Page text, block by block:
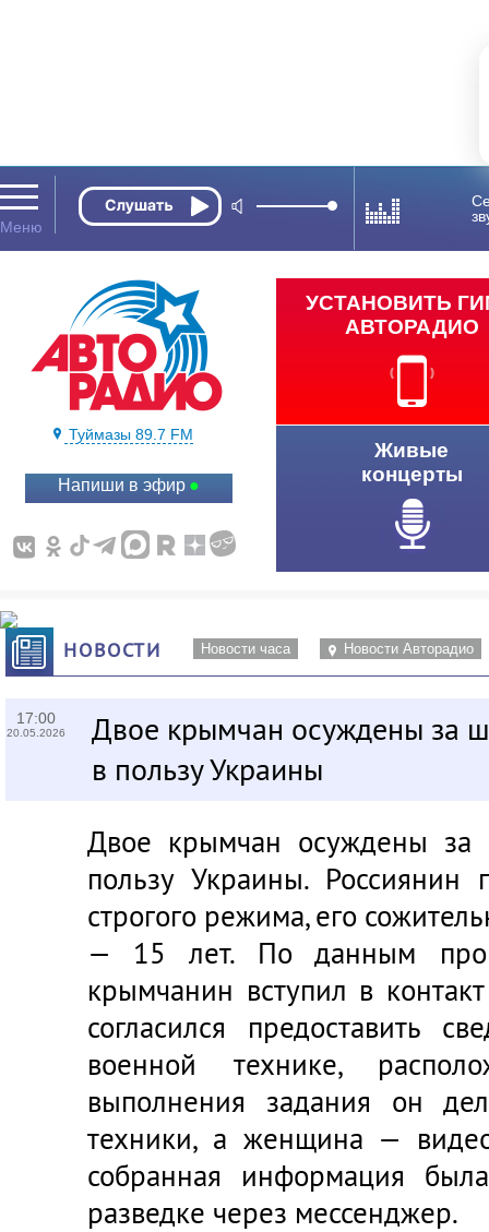
Туймазы 89.7 FM
Напиши в эфир
УСТАНОВИТЬ
АВТОРАДИО
Живые
концерты
НОВОСТИ Новости часа Новости Авторадио
17:00
20.05.2026
Двое крымчан осуждены за
в пользу Украины
Двое крымчан осуждены
пользу Украины.
строгого режима, его
— 15 лет. По данным
крымчанин вступил в
согласился предоставить
военной технике,
выполнения задания он
техники, а женщина —
собранная информация
разведке через мессенджер.